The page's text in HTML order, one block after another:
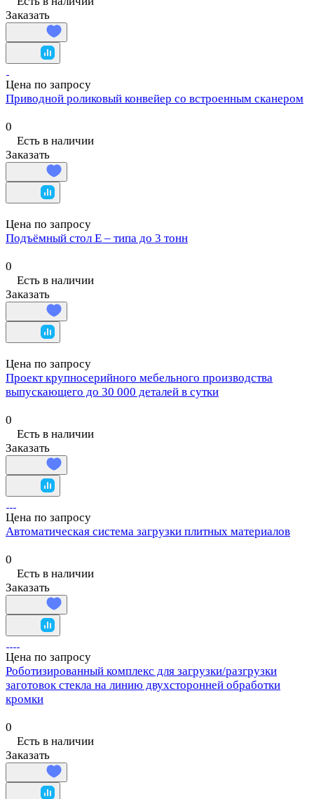
Заказать
Цена по запросу
Приводной роликовый конвейер со встроенным сканером
0
Есть в наличии
Заказать
Цена по запросу
Подъёмный стол Е – типа до 3 тонн
0
Есть в наличии
Заказать
Цена по запросу
Проект крупносерийного мебельного производства
выпускающего до 30 000 деталей в сутки
0
Есть в наличии
Заказать
Цена по запросу
Автоматическая система загрузки плитных материалов
0
Есть в наличии
Заказать
Цена по запросу
Роботизированный комплекс для загрузки/разгрузки
заготовок стекла на линию двухсторонней обработки
кромки
0
Есть в наличии
Заказать